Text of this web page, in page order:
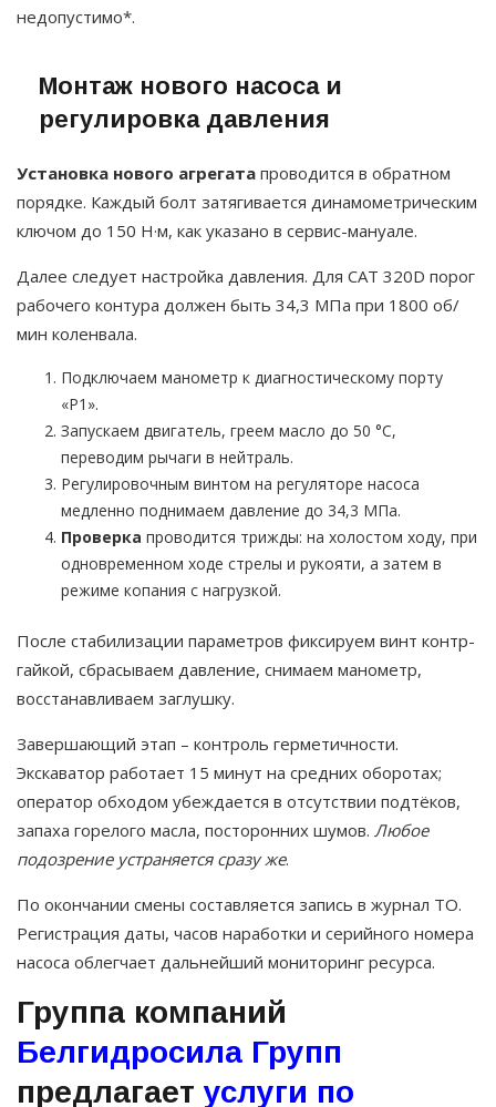
недопустимо*.
Монтаж нового насоса и
регулировка давления
Установка нового агрегата проводится в обратном
порядке. Каждый болт затягивается динамометрическим
ключом до 150 Н·м, как указано в сервис-мануале.
Далее следует настройка давления. Для CAT 320D порог
рабочего контура должен быть 34,3 МПа при 1800 об/
мин коленвала.
Подключаем манометр к диагностическому порту
«P1».
Запускаем двигатель, греем масло до 50 °C,
переводим рычаги в нейтраль.
Регулировочным винтом на регуляторе насоса
медленно поднимаем давление до 34,3 МПа.
Проверка проводится трижды: на холостом ходу, при
одновременном ходе стрелы и рукояти, а затем в
режиме копания с нагрузкой.
После стабилизации параметров фиксируем винт контр-
гайкой, сбрасываем давление, снимаем манометр,
восстанавливаем заглушку.
Завершающий этап – контроль герметичности.
Экскаватор работает 15 минут на средних оборотах;
оператор обходом убеждается в отсутствии подтёков,
запаха горелого масла, посторонних шумов. Любое
подозрение устраняется сразу же.
По окончании смены составляется запись в журнал ТО.
Регистрация даты, часов наработки и серийного номера
насоса облегчает дальнейший мониторинг ресурса.
Группа компаний
Белгидросила Групп
предлагает услуги по